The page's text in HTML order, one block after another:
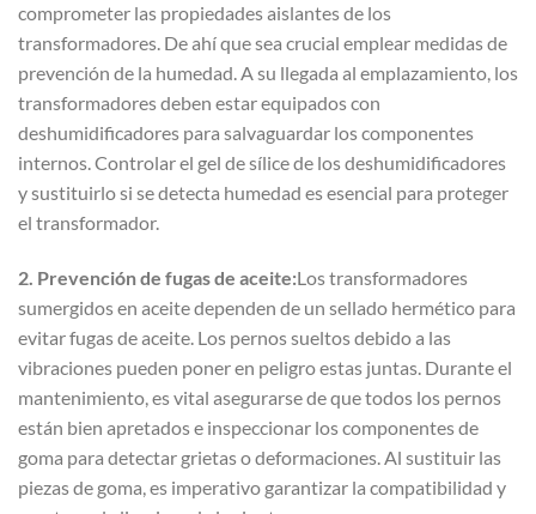
comprometer las propiedades aislantes de los
transformadores. De ahí que sea crucial emplear medidas de
prevención de la humedad. A su llegada al emplazamiento, los
transformadores deben estar equipados con
deshumidificadores para salvaguardar los componentes
internos. Controlar el gel de sílice de los deshumidificadores
y sustituirlo si se detecta humedad es esencial para proteger
el transformador.
2. Prevención de fugas de aceite:Los transformadores
sumergidos en aceite dependen de un sellado hermético para
evitar fugas de aceite. Los pernos sueltos debido a las
vibraciones pueden poner en peligro estas juntas. Durante el
mantenimiento, es vital asegurarse de que todos los pernos
están bien apretados e inspeccionar los componentes de
goma para detectar grietas o deformaciones. Al sustituir las
piezas de goma, es imperativo garantizar la compatibilidad y